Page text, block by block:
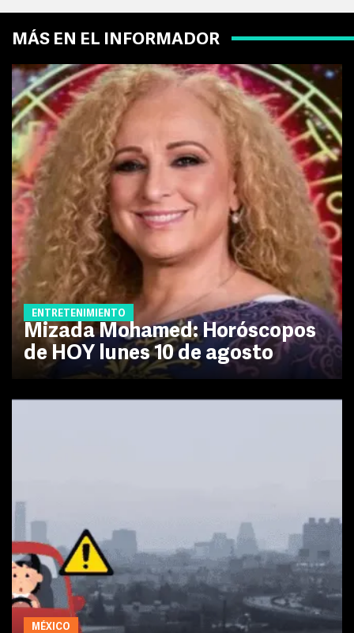
MÁS EN EL INFORMADOR
ENTRETENIMIENTO
Mizada Mohamed: Horóscopos
de HOY lunes 10 de agosto
MÉXICO